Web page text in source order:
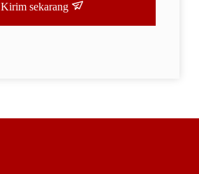
Kirim sekarang